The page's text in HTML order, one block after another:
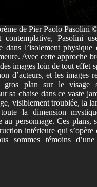
de Pier Paolo Pasolini
contemplative, Pasolini
dans l’isolement physique
Avec cette approche
images loin de tout effet
d’acteurs, et les images
gros plan sur le visage
sa chaise dans ce vaste
visiblement troublée, la
toute la dimension
au personnage. Ces plans,
intérieure qui
sommes témoins